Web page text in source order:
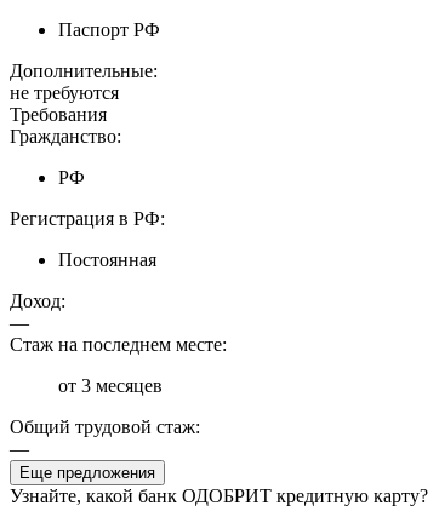
Паспорт РФ
Дополнительные:
не требуются
Требования
Гражданство:
РФ
Регистрация в РФ:
Постоянная
Доход:
—
Стаж на последнем месте:
от 3 месяцев
Общий трудовой стаж:
—
Еще предложения
Узнайте, какой банк ОДОБРИТ кредитную карту?